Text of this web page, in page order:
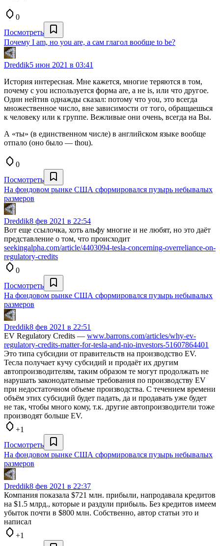
0
Посмотреть
Почему I am, но you are, а сам глагол вообще to be?
Dreddik5 июн 2021 в 03:41
История интересная. Мне кажется, многие теряются в том,
почему с you используется форма are, а не is, или что другое.
Один нейтив однажды сказал: потому что you, это всегда
множественное число, вне зависимости от того, обращаешься
к человеку или к группе. Вежливые они очень, всегда на Вы.
А «ты» (в единственном числе) в английском языке вообще
отпало (оно было — thou).
0
Посмотреть
На фондовом рынке США сформировался пузырь небывалых
размеров
Dreddik8 фев 2021 в 22:54
Вот еще ссылочка, хоть альфу многие и не любят, но это даёт
представление о том, что происходит
seekingalpha.com/article/4403094-tesla-concerning-overreliance-on-
regulatory-credits
0
Посмотреть
На фондовом рынке США сформировался пузырь небывалых
размеров
Dreddik8 фев 2021 в 22:51
EV Regulatory Credits — www.barrons.com/articles/why-ev-
regulatory-credits-matter-for-tesla-and-nio-investors-51607864401
Это типа субсидии от правительств на производство EV.
Тесла получает кучу субсидий и продаёт их другим
автопроизводителям, таким образом те могут продолжать не
нарушать законодательные требования по производству EV
при недостаточном объеме производства. С течением времени
объём этих субсидий будет падать, да и продавать уже будет
не так, чтобы много кому, т.к. другие автопроизводители тоже
производят больше EV.
+1
Посмотреть
На фондовом рынке США сформировался пузырь небывалых
размеров
Dreddik8 фев 2021 в 22:37
Компания показала $721 млн. прибыли, напродавала кредитов
на $1.5 млрд., которые и раздули прибыль. Без кредитов имеем
убыток почти в $800 млн. Собственно, автор статьи это и
написал
+1